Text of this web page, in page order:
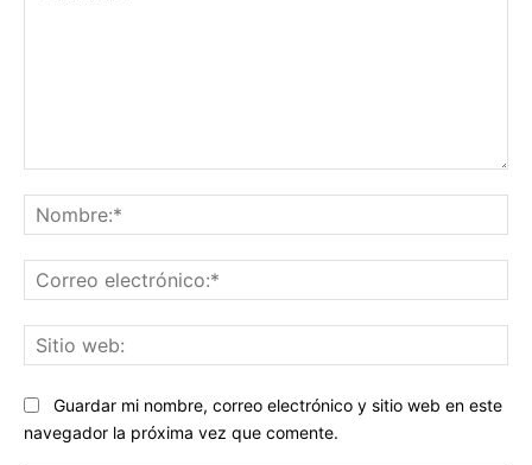
Guardar mi nombre, correo electrónico y sitio web en este
navegador la próxima vez que comente.